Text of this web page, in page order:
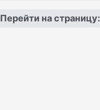
Перейти на страницу: